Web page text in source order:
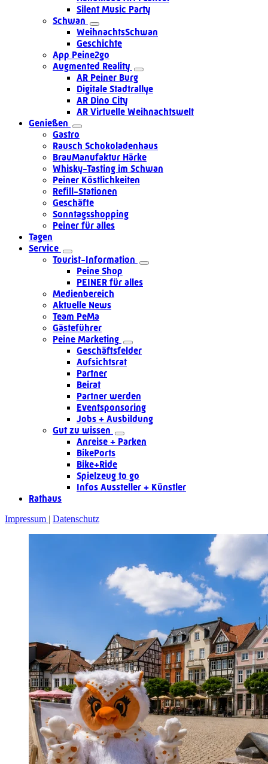
Silent Music Party
Schwan
WeihnachtsSchwan
Geschichte
App Peine2go
Augmented Reality
AR Peiner Burg
Digitale Stadtrallye
AR Dino City
AR Virtuelle Weihnachtswelt
Genießen
Gastro
Rausch Schokoladenhaus
BrauManufaktur Härke
Whisky-Tasting im Schwan
Peiner Köstlichkeiten
Refill-Stationen
Geschäfte
Sonntagsshopping
Peiner für alles
Tagen
Service
Tourist-Information
Peine Shop
PEINER für alles
Medienbereich
Aktuelle News
Team PeMa
Gästeführer
Peine Marketing
Geschäftsfelder
Aufsichtsrat
Partner
Beirat
Partner werden
Eventsponsoring
Jobs + Ausbildung
Gut zu wissen
Anreise + Parken
BikePorts
Bike+Ride
Spielzeug to go
Infos Aussteller + Künstler
Rathaus
Impressum Datenschutz